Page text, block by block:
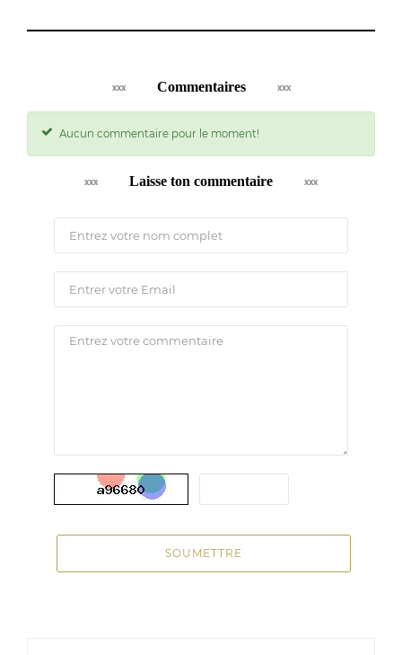
Commentaires
Aucun commentaire pour le moment!
Laisse ton commentaire
SOUMETTRE